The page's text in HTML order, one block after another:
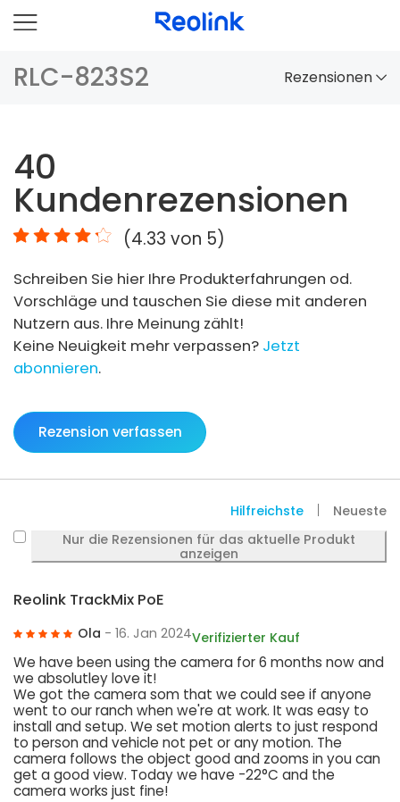
RLC-823S2 Rezensionen
Vergleich
Zubehör
Video
Specs
FAQs
40
Kundenrezensionen
(4.33 von 5)
Schreiben Sie hier Ihre Produkterfahrungen od.
Vorschläge und tauschen Sie diese mit anderen
Nutzern aus. Ihre Meinung zählt!
Keine Neuigkeit mehr verpassen? Jetzt
abonnieren.
Rezension verfassen
Hilfreichste
Neueste
Nur die Rezensionen für das aktuelle Produkt
anzeigen
Reolink TrackMix PoE
Ola - 16. Jan 2024Verifizierter Kauf
We have been using the camera for 6 months now and
we absolutley love it!
We got the camera som that we could see if anyone
went to our ranch when we're at work. It was easy to
install and setup. We set motion alerts to just respond
to person and vehicle not pet or any motion. The
camera follows the object good and zooms in you can
get a good view. Today we have -22°C and the
camera works just fine!